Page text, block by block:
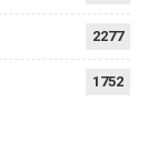
2277
1752